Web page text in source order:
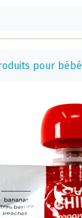
pour bébé